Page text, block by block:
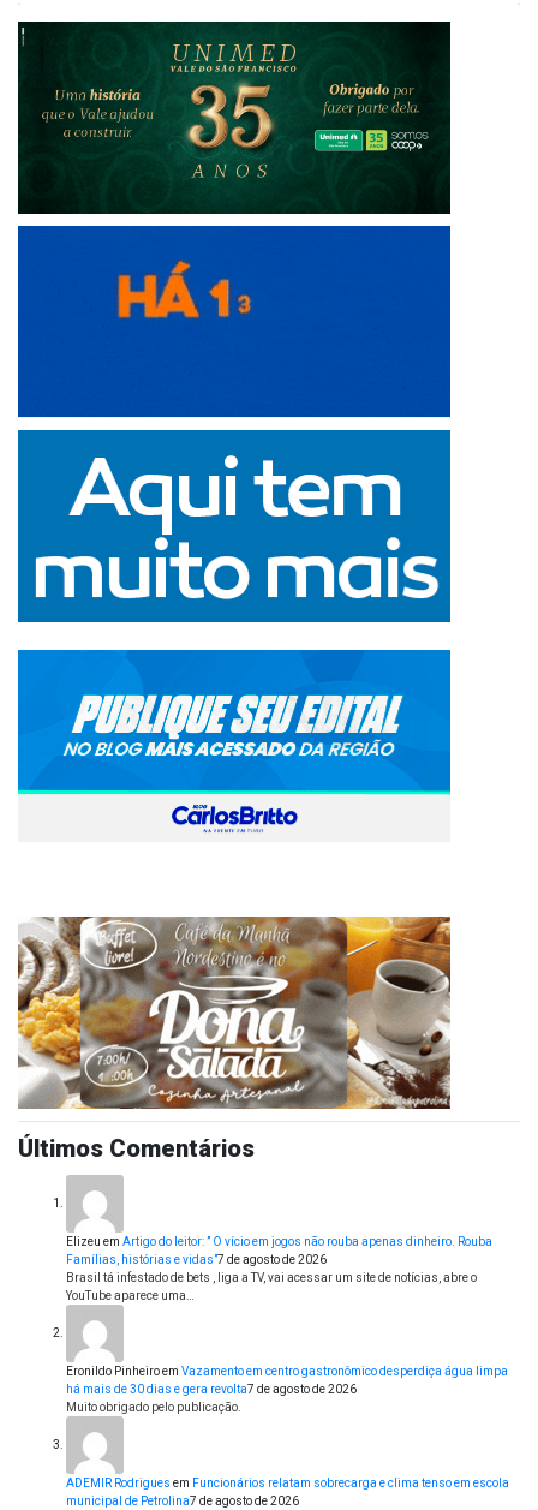
Últimos Comentários
Elizeu em Artigo do leitor: ” O vício em jogos não rouba apenas dinheiro. Rouba
Famílias, histórias e vidas”7 de agosto de 2026
Brasil tá infestado de bets , liga a TV, vai acessar um site de notícias, abre o
YouTube aparece uma…
Eronildo Pinheiroem Vazamento em centro gastronômico desperdiça água limpa
há mais de 30 dias e gera revolta7 de agosto de 2026
Muito obrigado pelo publicação.
ADEMIR Rodrigues em Funcionários relatam sobrecarga e clima tenso em escola
municipal de Petrolina7 de agosto de 2026